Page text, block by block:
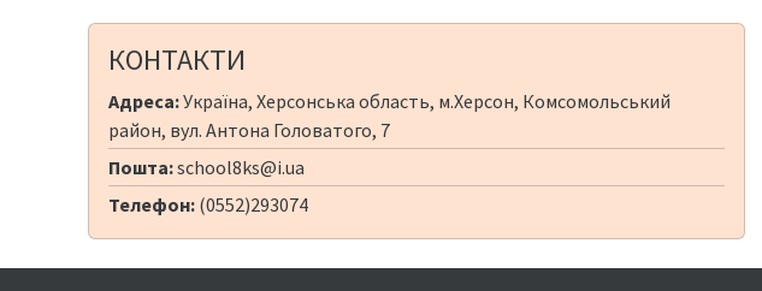
КОНТАКТИ
Адреса:Україна, Херсонська область, м.Херсон, Комсомольський
район, вул. Антона Головатого, 7
Пошта:school8ks@i.ua
Телефон: (0552)293074